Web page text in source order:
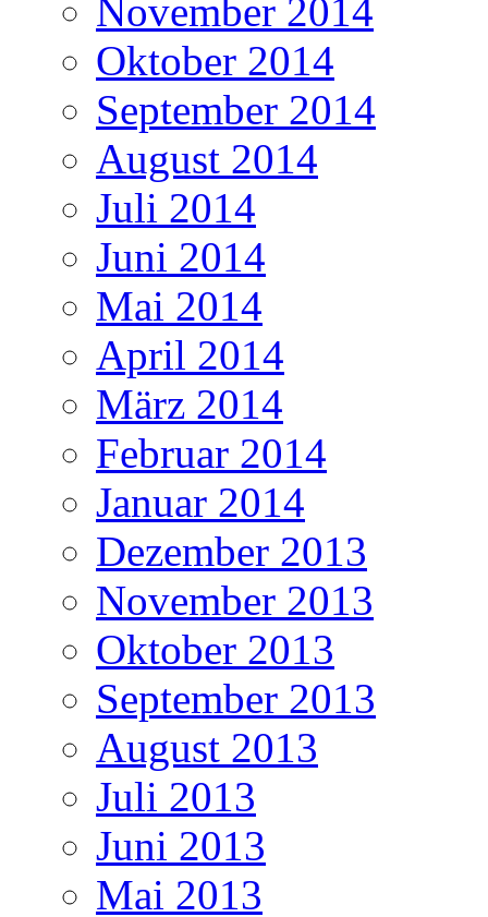
November 2014
Oktober 2014
September 2014
August 2014
Juli 2014
Juni 2014
Mai 2014
April 2014
März 2014
Februar 2014
Januar 2014
Dezember 2013
November 2013
Oktober 2013
September 2013
August 2013
Juli 2013
Juni 2013
Mai 2013